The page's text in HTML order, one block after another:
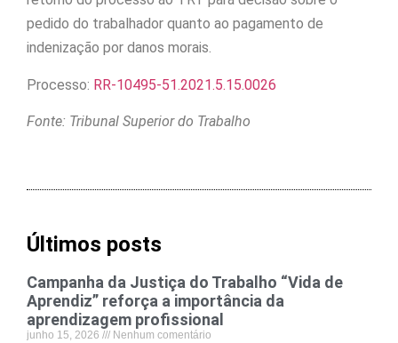
pedido do trabalhador quanto ao pagamento de
indenização por danos morais.
Processo: RR-10495-51.2021.5.15.0026
Fonte: Tribunal Superior do Trabalho
Últimos posts
Campanha da Justiça do Trabalho “Vida de
Aprendiz” reforça a importância da
aprendizagem profissional
junho 15, 2026 Nenhum comentário